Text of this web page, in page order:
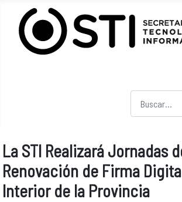
La STI Realizará Jornadas
Renovación de Firma
Interior de la Provincia